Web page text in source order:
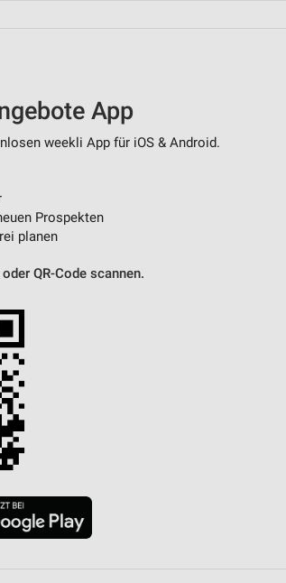
App
weekli App für iOS & Android.
Prospekten
planen
QR-Code scannen.